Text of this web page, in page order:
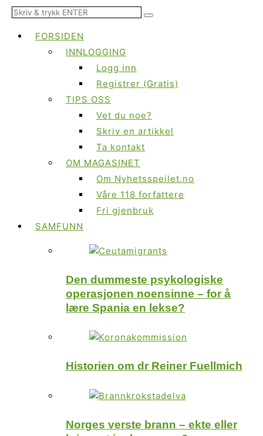
FORSIDEN
INNLOGGING
Logg inn
Registrer (Gratis)
TIPS OSS
Vet du noe?
Skriv en artikkel
Ta kontakt
OM MAGASINET
Om Nyhetsspeilet.no
Våre 118 forfattere
Fri gjenbruk
SAMFUNN
Den dummeste psykologiske
operasjonen noensinne – for å
lære Spania en lekse?
Historien om dr Reiner Fuellmich
Norges verste brann – ekte eller